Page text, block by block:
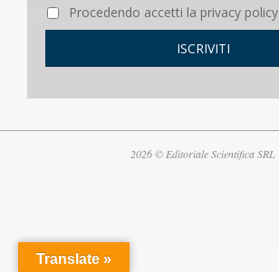
Procedendo accetti la privacy policy
2026 © Editoriale Scientifica SRL
Translate »